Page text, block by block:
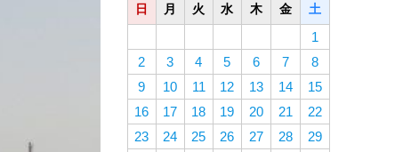
日 月 火 水 木 金 土
1
2
3 4 5 6 7
8
9
10 11 12 13 14
15
16
17 18 19 20 21
22
23
24 25 26 27 28
29